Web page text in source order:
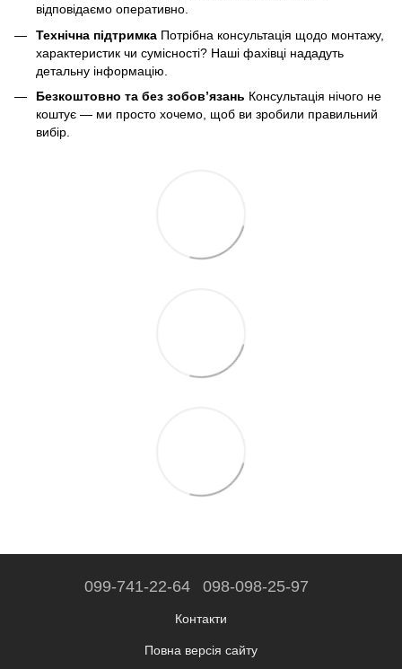
відповідаємо оперативно.
Технічна підтримка Потрібна консультація щодо монтажу,
характеристик чи сумісності? Наші фахівці нададуть
детальну інформацію.
Безкоштовно та без зобов’язань Консультація нічого не
коштує — ми просто хочемо, щоб ви зробили правильний
вибір.
099-741-22-64 098-098-25-97
Контакти
Повна версія сайту